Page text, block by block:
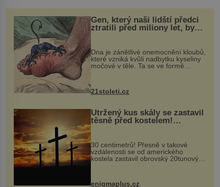
Gen, který naši lidští předci
ztratili před miliony let, by
mohl pomoci s léčbou
„nemoci králů“
Dna je zánětlivé onemocnění kloubů,
které vzniká kvůli nadbytku kyseliny
močové v těle. Ta se ve formě
nohou, a způsobuje bole...
21stoleti.cz
Utržený kus skály se zastavil
těsně před kostelem!
Ochránila ho boží síla?
30 centimetrů! Přesně v takové
vzdálenosti se od amerického
kostela zastavil obrovský 20tunový
enigmaplus.cz